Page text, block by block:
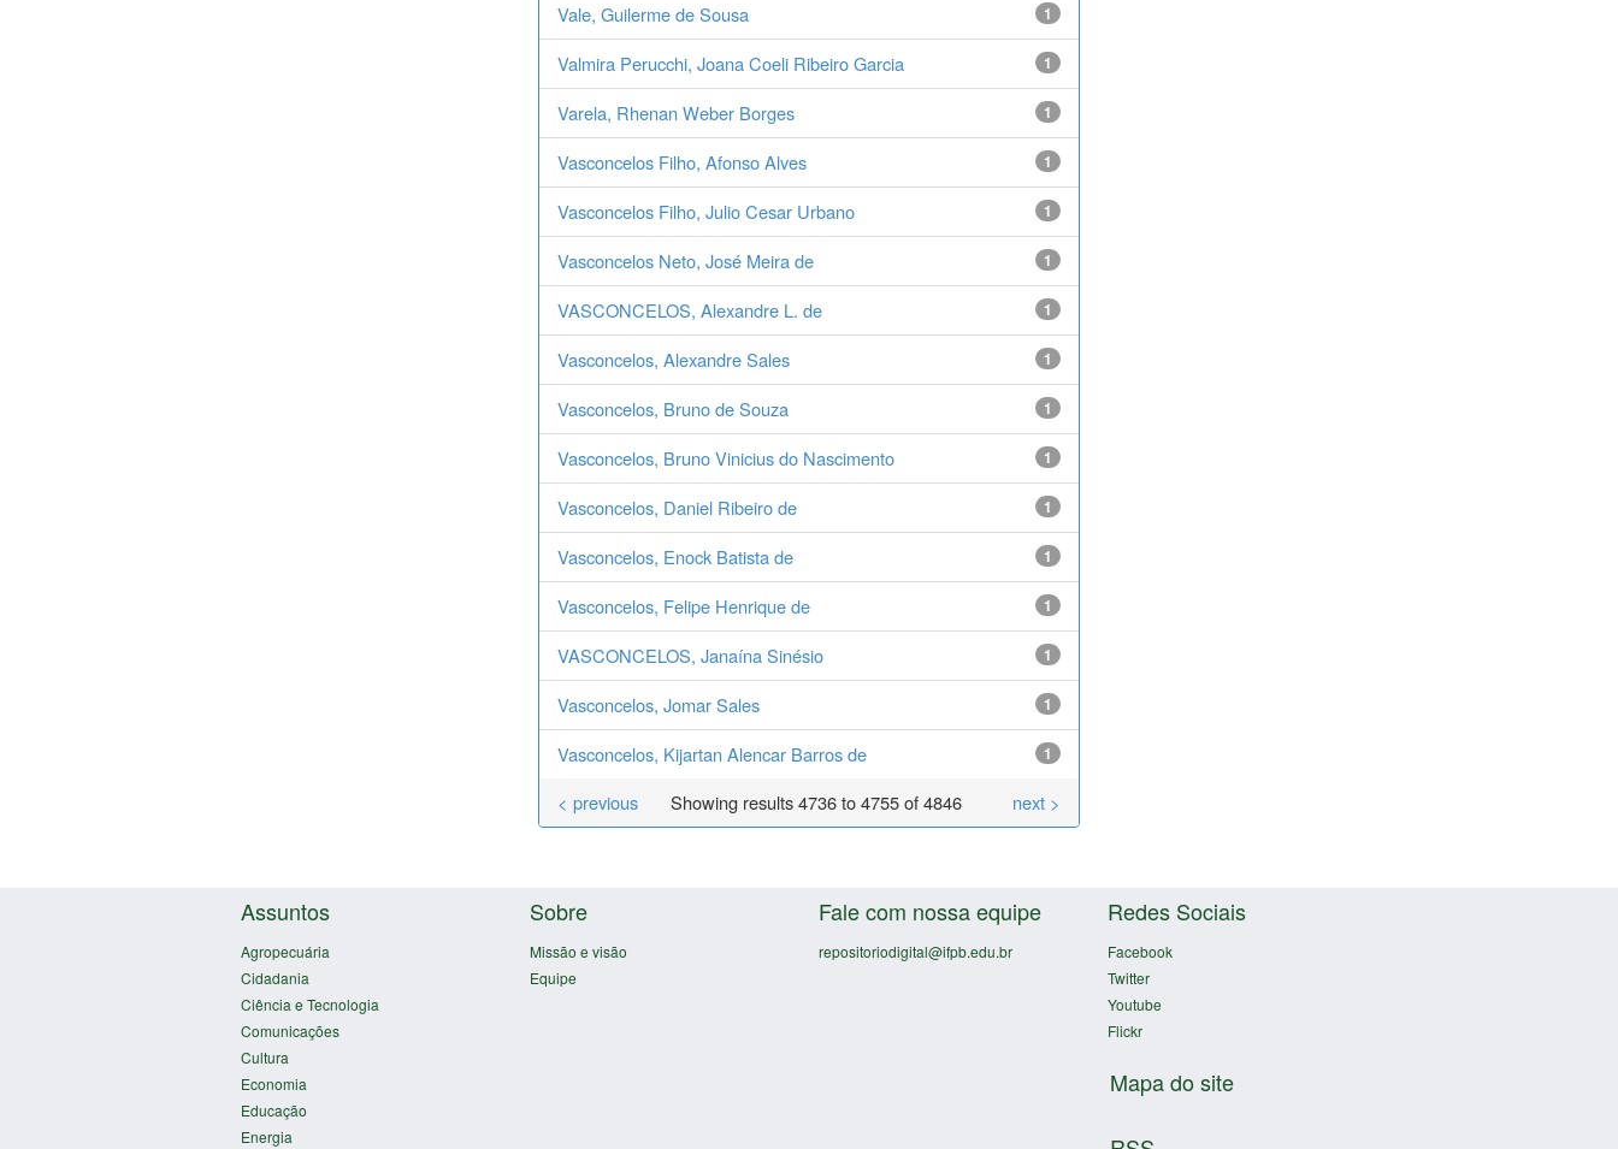
Vale, Guilerme de Sousa 1
Valmira Perucchi, Joana Coeli Ribeiro Garcia 1
Varela, Rhenan Weber Borges 1
Vasconcelos Filho, Afonso Alves 1
Vasconcelos Filho, Julio Cesar Urbano 1
Vasconcelos Neto, José Meira de 1
VASCONCELOS, Alexandre L. de 1
Vasconcelos, Alexandre Sales 1
Vasconcelos, Bruno de Souza 1
Vasconcelos, Bruno Vinicius do Nascimento 1
Vasconcelos, Daniel Ribeiro de 1
Vasconcelos, Enock Batista de 1
Vasconcelos, Felipe Henrique de 1
VASCONCELOS, Janaína Sinésio 1
Vasconcelos, Jomar Sales 1
Vasconcelos, Kijartan Alencar Barros de 1
Showing results 4736 to 4755 of 4846
< previous next >
Assuntos
Agropecuária
Cidadania
Ciência e Tecnologia
Comunicações
Cultura
Economia
Educação
Energia
Sobre
Missão e visão
Equipe
Fale com nossa equipe
repositoriodigital@ifpb.edu.br
Redes Sociais
Facebook
Twitter
Youtube
Flickr
Mapa do site